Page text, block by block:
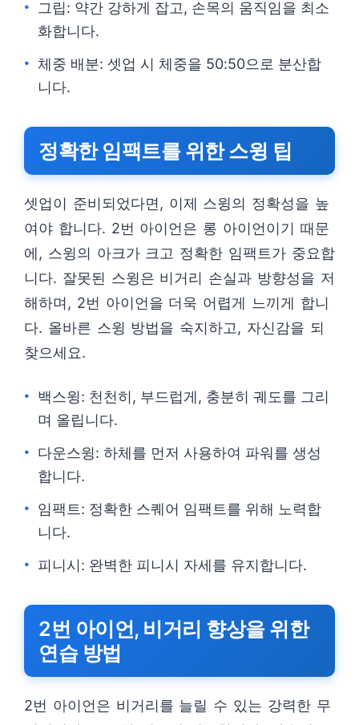
그립: 약간 강하게 잡고, 손목의 움직임을 최소
화합니다.
체중 배분: 셋업 시 체중을 50:50으로 분산합
니다.
정확한 임팩트를 위한 스윙 팁
셋업이 준비되었다면, 이제 스윙의 정확성을 높
여야 합니다. 2번 아이언은 롱 아이언이기 때문
에, 스윙의 아크가 크고 정확한 임팩트가 중요합
니다. 잘못된 스윙은 비거리 손실과 방향성을 저
해하며, 2번 아이언을 더욱 어렵게 느끼게 합니
다. 올바른 스윙 방법을 숙지하고, 자신감을 되
찾으세요.
백스윙: 천천히, 부드럽게, 충분히 궤도를 그리
며 올립니다.
다운스윙: 하체를 먼저 사용하여 파워를 생성
합니다.
임팩트: 정확한 스퀘어 임팩트를 위해 노력합
니다.
피니시: 완벽한 피니시 자세를 유지합니다.
2번 아이언, 비거리 향상을 위한
연습 방법
2번 아이언은 비거리를 늘릴 수 있는 강력한 무